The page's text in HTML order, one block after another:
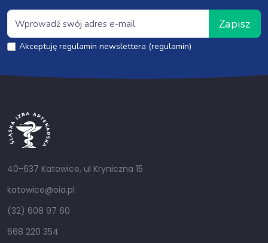
Zapisz
Akceptuję regulamin newslettera (regulamin)
40-637 Katowice, ul Kryniczna 15
katowice@oia.pl
(32) 608 97 60
668 220 354